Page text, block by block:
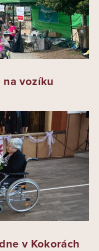
na vozíku
v Kokorách